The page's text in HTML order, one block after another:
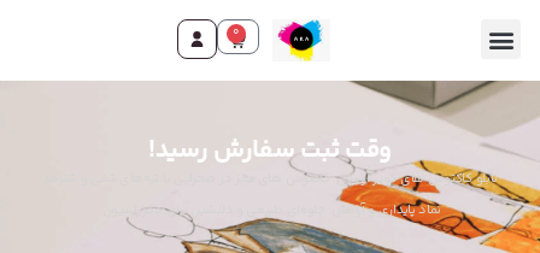
0
وقت ثبت سفارش رسید!
تابلو کاکتوس های کویر آرامش: کاکتوس های سبز در صحرایی با تپه‌های شنی و شترها.
نماد پایداری و آرامش. جلوه‌ای طبیعی و دلنشین برای دکوراسیون.